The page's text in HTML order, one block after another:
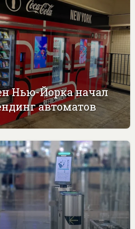
Нью-Йорка начал
автоматов